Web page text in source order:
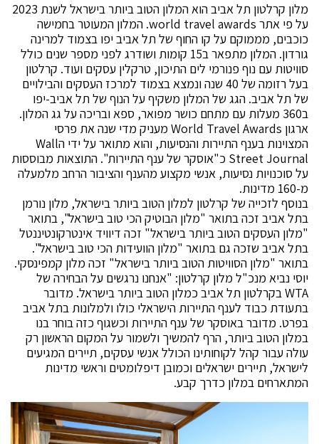
מלון קרלטון תל אביב הוא המלון הטוב ביותר בישראל לשנת 2023
על פי אתר world travel awards. המלון המעוטר בחמישה
כוכבים, מממוקם על קו החוף של תל אביב יפו בצמוד למרינה
גורדון. המלון מתפאר ב15 קומות ושודרג לפני מספר שנים כולל
סוויטות עם נוף פנורמי לים התיכון, טרקלין עסקים ועוד. קרלטון
בעל רזומה של 40 שנה ונמצא בצמוד למרכז העסקים והבילויים
של תל אביב. הגג של המלון משקיף על הנוף של תל אביב-יפו
ב360 מעלות עם מתחם כושר מפואר, ספא ובריכה על גג המלון.
ארגון World Travel Awards מעניק מדי שנה את פרסי
המצוינות בענף התיירות והנסיעות, והוא מתואר על ידי הWall
Street Journal כ"אוסקר של ענף התיירות". התוצאות מבוססות
על סוכנויות נסיעות, אנשי מקצוע מהענף והציבור הרחב מלמעלה
מ-160 מדינות.
בנוסף לזכייה של קרלטון למלון הטוב ביותר בישראל, מלון נורמן
בתל אביב זכה בתואר "מלון הבוטיק הכי טוב בישראל", בתואר
"מלון העסקים הטוב ביותר בישראל" זכה דיוויד אינטרקונטיננטל
בתל אביב שזכה גם בתואר "מלון הוועידות הכי טוב בישראל".
בתואר "מלון הסוויטות הטוב ביותר בישראל" זכה מלון קמפינסקי.
יוסי נביא מנכ"ל מלון קרלטון: "אנחנו נרגשים על הבחירה של
WTA בקרלטון תל אביב כמלון הטוב ביותר בישראל. מדובר
בתעודת כבוד לענף התיירות הישראלי כולו ולמלונות בתל אביב
בפרט. מדובר באוסקר של ענף התיירות וכשגוף כזה בוחר בנו
במלון הטוב ביותר, הרף להמשיך ולשמור על המקום הראשון רק
עולה עבור קהל לקוחותינו הכולל אנשי עסקים, תיירים המגיעים
לישראל, תיירים ישראלים וכמובן דיפלומטים וראשי מדינות
המתארחים במלון כדרך קבע.